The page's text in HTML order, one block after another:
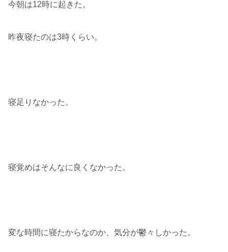
今朝は12時に起きた。
昨夜寝たのは3時くらい。
寝足りなかった。
寝覚めはそんなに良くなかった。
変な時間に寝たからなのか、気分が鬱々しかった。